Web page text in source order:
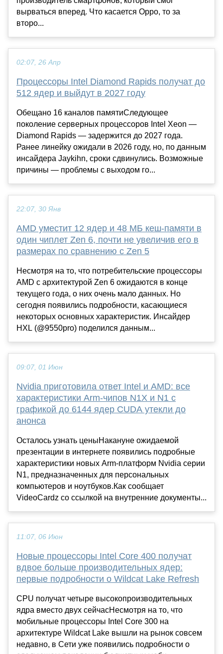
вырваться вперед. Что касается Oppo, то за
второ...
02:07, 26 Апр
Процессоры Intel Diamond Rapids получат до
512 ядер и выйдут в 2027 году
Обещано 16 каналов памятиСледующее
поколение серверных процессоров Intel Xeon —
Diamond Rapids — задержится до 2027 года.
Ранее линейку ожидали в 2026 году, но, по данным
инсайдера Jaykihn, сроки сдвинулись. Возможные
причины — проблемы с выходом го...
22:07, 30 Янв
AMD уместит 12 ядер и 48 МБ кеш-памяти в
один чиплет Zen 6, почти не увеличив его в
размерах по сравнению с Zen 5
Несмотря на то, что потребительские процессоры
AMD с архитектурой Zen 6 ожидаются в конце
текущего года, о них очень мало данных. Но
сегодня появились подробности, касающиеся
некоторых основных характеристик. Инсайдер
HXL (@9550pro) поделился данным...
09:07, 01 Июн
Nvidia приготовила ответ Intel и AMD: все
характеристики Arm-чипов N1X и N1 с
графикой до 6144 ядер CUDA утекли до
анонса
Осталось узнать ценыНакануне ожидаемой
презентации в интернете появились подробные
характеристики новых Arm-платформ Nvidia серии
N1, предназначенных для персональных
компьютеров и ноутбуков.Как сообщает
VideoCardz со ссылкой на внутренние документы...
11:07, 06 Июн
Новые процессоры Intel Core 400 получат
вдвое больше производительных ядер:
первые подробности о Wildcat Lake Refresh
CPU получат четыре высокопроизводительных
ядра вместо двух сейчасНесмотря на то, что
мобильные процессоры Intel Core 300 на
архитектуре Wildcat Lake вышли на рынок совсем
недавно, в Сети уже появились подробности о